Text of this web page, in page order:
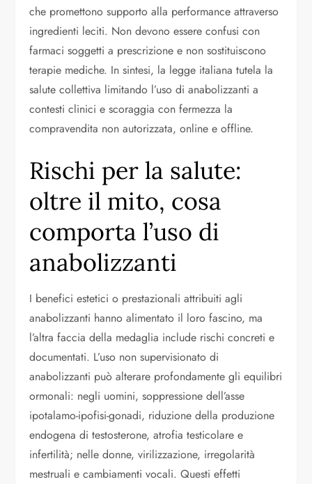
che promettono supporto alla performance attraverso
ingredienti leciti. Non devono essere confusi con
farmaci soggetti a prescrizione e non sostituiscono
terapie mediche. In sintesi, la legge italiana tutela la
salute collettiva limitando l’uso di anabolizzanti a
contesti clinici e scoraggia con fermezza la
compravendita non autorizzata, online e offline.
Rischi per la salute:
oltre il mito, cosa
comporta l’uso di
anabolizzanti
I benefici estetici o prestazionali attribuiti agli
anabolizzanti hanno alimentato il loro fascino, ma
l’altra faccia della medaglia include rischi concreti e
documentati. L’uso non supervisionato di
anabolizzanti può alterare profondamente gli equilibri
ormonali: negli uomini, soppressione dell’asse
ipotalamo-ipofisi-gonadi, riduzione della produzione
endogena di testosterone, atrofia testicolare e
infertilità; nelle donne, virilizzazione, irregolarità
mestruali e cambiamenti vocali. Questi effetti